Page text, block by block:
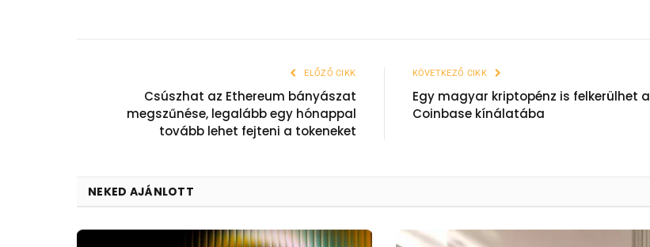
ELŐZŐ CIKK
Csúszhat az Ethereum bányászat
megszűnése, legalább egy hónappal
tovább lehet fejteni a tokeneket
KÖVETKEZŐ CIKK
Egy magyar kriptopénz is felkerülhet a
Coinbase kínálatába
NEKED AJÁNLOTT